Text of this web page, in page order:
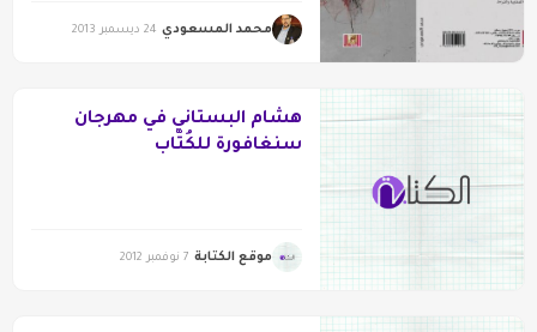
محمد المسعودي 24 ديسمبر 2013
هشام البستاني في مهرجان
سنغافورة للكُتّاب
موقع الكتابة 7 نوفمبر 2012